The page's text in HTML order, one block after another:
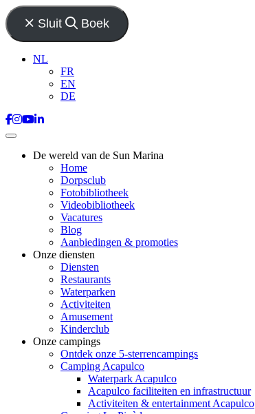
Sluit Boek
NL
FR
EN
DE
De wereld van de Sun Marina
Home
Dorpsclub
Fotobibliotheek
Videobibliotheek
Vacatures
Blog
Aanbiedingen & promoties
Onze diensten
Diensten
Restaurants
Waterparken
Activiteiten
Amusement
Kinderclub
Onze campings
Ontdek onze 5-sterrencampings
Camping Acapulco
Waterpark Acapulco
Acapulco faciliteiten en infrastructuur
Activiteiten & entertainment Acapulco